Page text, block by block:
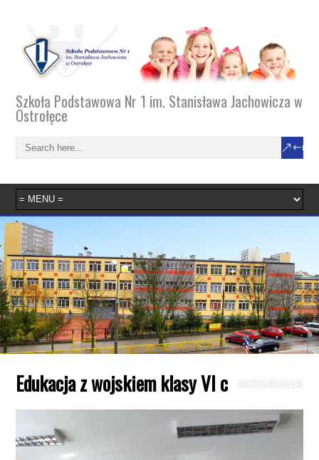
Szkoła Podstawowa Nr 1 im. Stanisława Jachowicza w
Ostrołęce
Edukacja z wojskiem klasy VI c